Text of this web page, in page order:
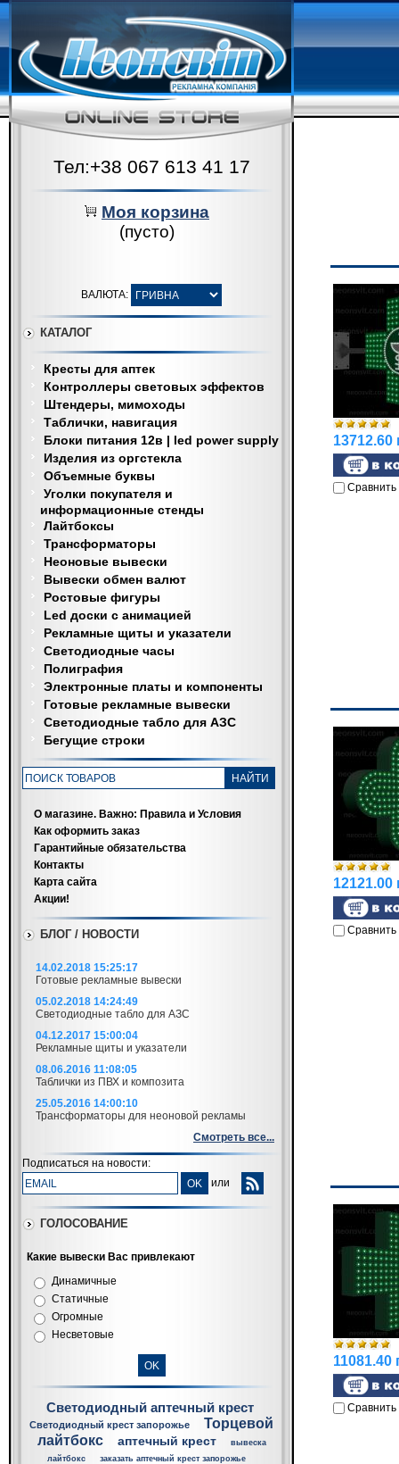
Тел:+38 067 613 41 17
Моя корзина
(пусто)
ВАЛЮТА:
КАТАЛОГ
Кресты для аптек
Контроллеры световых эффектов
Штендеры, мимоходы
Таблички, навигация
Блоки питания 12в | led power supply
Изделия из оргстекла
Объемные буквы
Уголки покупателя и
информационные стенды
Лайтбоксы
Трансформаторы
Неоновые вывески
Вывески обмен валют
Ростовые фигуры
Led доски с анимацией
Рекламные щиты и указатели
Светодиодные часы
Полиграфия
Электронные платы и компоненты
Готовые рекламные вывески
Светодиодные табло для АЗС
Бегущие строки
О магазине. Важно: Правила и Условия
Как оформить заказ
Гарантийные обязательства
Контакты
Карта сайта
Акции!
БЛОГ / НОВОСТИ
14.02.2018 15:25:17
Готовые рекламные вывески
05.02.2018 14:24:49
Светодиодные табло для АЗС
04.12.2017 15:00:04
Рекламные щиты и указатели
08.06.2016 11:08:05
Таблички из ПВХ и композита
25.05.2016 14:00:10
Трансформаторы для неоновой рекламы
Смотреть все...
Подписаться на новости:
или
ГОЛОСОВАНИЕ
Какие вывески Вас привлекают
Динамичные
Статичные
Огромные
Несветовые
Светодиодный аптечный крест
Светодиодный крест запорожье
Торцевой
лайтбокс
аптечный крест
вывеска
лайтбокс
заказать аптечный крест запорожье
13712.60
Сравнить
12121.00
Сравнить
11081.40
Сравнить